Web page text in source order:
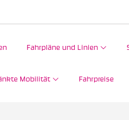
Fahrpläne und Linien
Mobilität Fahrpreise